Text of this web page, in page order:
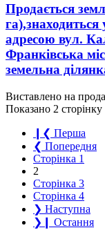
Продається
га),знаходиться
адресою вул.
Франківська
земельна
Виставлено на
Показано 2 сторінку
❙❮ Перша
❮ Попередня
Сторінка 1
2
Сторінка 3
Сторінка 4
❯ Наступна
❯❙
Остання